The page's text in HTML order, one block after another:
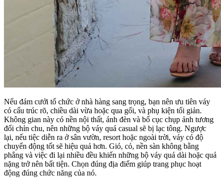
Nếu đám cưới tổ chức ở nhà hàng sang trọng, bạn nên ưu tiên váy
có cấu trúc rõ, chiều dài vừa hoặc qua gối, và phụ kiện tối giản.
Không gian này có nền nội thất, ánh đèn và bố cục chụp ảnh tương
đối chỉn chu, nên những bộ váy quá casual sẽ bị lạc tông. Ngược
lại, nếu tiệc diễn ra ở sân vườn, resort hoặc ngoài trời, váy có độ
chuyển động tốt sẽ hiệu quả hơn. Gió, cỏ, nền sàn không bằng
phẳng và việc đi lại nhiều đều khiến những bộ váy quá dài hoặc quá
nặng trở nên bất tiện. Chọn đúng địa điểm giúp trang phục hoạt
động đúng chức năng của nó.